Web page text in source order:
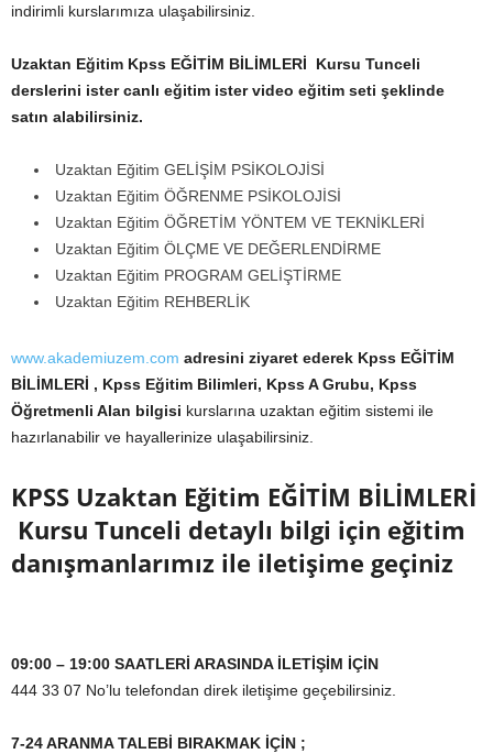
indirimli kurslarımıza ulaşabilirsiniz.
Uzaktan Eğitim Kpss EĞİTİM BİLİMLERİ Kursu Tunceli
derslerini ister canlı eğitim ister video eğitim seti şeklinde
satın alabilirsiniz.
Uzaktan Eğitim GELİŞİM PSİKOLOJİSİ
Uzaktan Eğitim ÖĞRENME PSİKOLOJİSİ
Uzaktan Eğitim ÖĞRETİM YÖNTEM VE TEKNİKLERİ
Uzaktan Eğitim ÖLÇME VE DEĞERLENDİRME
Uzaktan Eğitim PROGRAM GELİŞTİRME
Uzaktan Eğitim REHBERLİK
www.akademiuzem.com adresini ziyaret ederek Kpss EĞİTİM
BİLİMLERİ , Kpss Eğitim Bilimleri, Kpss A Grubu, Kpss
Öğretmenli Alan bilgisi kurslarına uzaktan eğitim sistemi ile
hazırlanabilir ve hayallerinize ulaşabilirsiniz.
KPSS Uzaktan Eğitim EĞİTİM BİLİMLERİ
Kursu Tunceli detaylı bilgi için eğitim
danışmanlarımız ile iletişime geçiniz
09:00 – 19:00 SAATLERİ ARASINDA İLETİŞİM İÇİN
444 33 07 No’lu telefondan direk iletişime geçebilirsiniz.
7-24 ARANMA TALEBİ BIRAKMAK İÇİN ;